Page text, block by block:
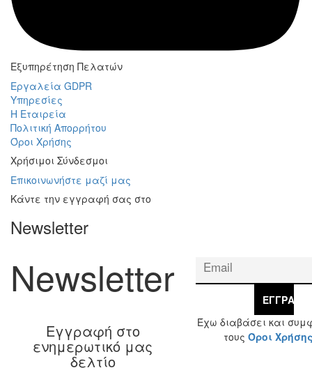
Εξυπηρέτηση Πελατών
Εργαλεία GDPR
Υπηρεσίες
Η Εταιρεία
Πολιτική Απορρήτου
Όροι Χρήσης
Χρήσιμοι Σύνδεσμοι
Επικοινωνήστε μαζί μας
Κάντε την εγγραφή σας στο
Newsletter
Newsletter
Εγγραφή στο
ενημερωτικό μας
δελτίο
ΕΓΓΡΑΦΉ
Έχω διαβάσει και
τους Όροι